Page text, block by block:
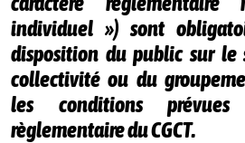
individuel ») sont
disposition du public sur
collectivité ou du
les conditions
règlementaire du CGCT.